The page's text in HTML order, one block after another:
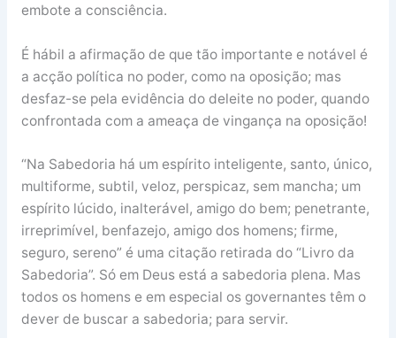
embote a consciência.
É hábil a afirmação de que tão importante e notável é
a acção política no poder, como na oposição; mas
desfaz-se pela evidência do deleite no poder, quando
confrontada com a ameaça de vingança na oposição!
“Na Sabedoria há um espírito inteligente, santo, único,
multiforme, subtil, veloz, perspicaz, sem mancha; um
espírito lúcido, inalterável, amigo do bem; penetrante,
irreprimível, benfazejo, amigo dos homens; firme,
seguro, sereno” é uma citação retirada do “Livro da
Sabedoria”. Só em Deus está a sabedoria plena. Mas
todos os homens e em especial os governantes têm o
dever de buscar a sabedoria; para servir.